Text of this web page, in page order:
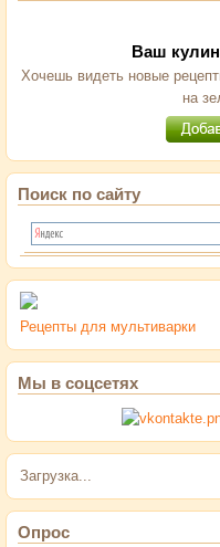
Ваш
Хочешь видеть новые
на
Поиск по сайту
Рецепты для мультиварки
Мы в соцсетях
Загрузка...
Опрос